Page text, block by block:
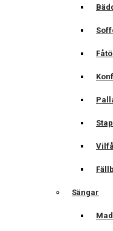
Sängar